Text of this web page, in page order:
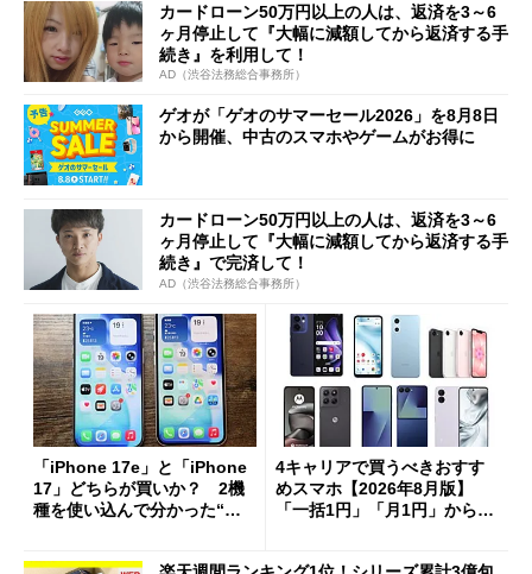
カードローン50万円以上の人は、返済を3～6
ヶ月停止して『大幅に減額してから返済する手
続き』を利用して！
AD（渋谷法務総合事務所）
ゲオが「ゲオのサマーセール2026」を8月8日
から開催、中古のスマホやゲームがお得に
カードローン50万円以上の人は、返済を3～6
ヶ月停止して『大幅に減額してから返済する手
続き』で完済して！
AD（渋谷法務総合事務所）
「iPhone 17e」と「iPhone
17」どちらが買いか？ 2機
種を使い込んで分かった“ス
4キャリアで買うべきおすす
めスマホ【2026年8月版】
「一括1円」「月1円」からお